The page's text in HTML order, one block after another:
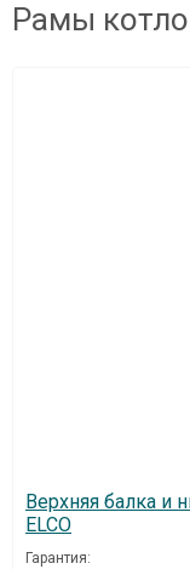
Рамы
Верхняя балка и
ELCO
Гарантия: